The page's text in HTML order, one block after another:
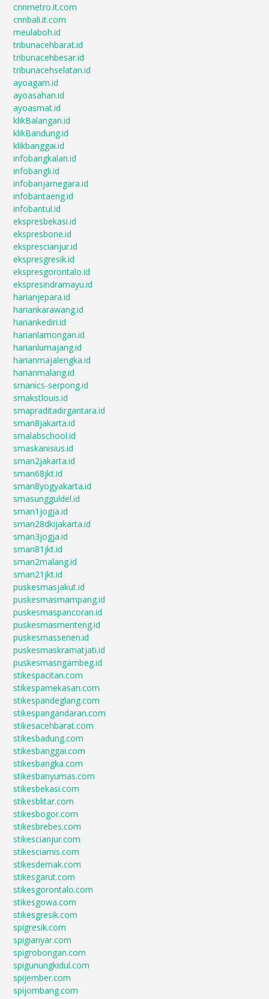
cnnmetro.it.com
cnnbali.it.com
meulaboh.id
tribunacehbarat.id
tribunacehbesar.id
tribunacehselatan.id
ayoagam.id
ayoasahan.id
ayoasmat.id
klikBalangan.id
klikBandung.id
klikbanggai.id
infobangkalan.id
infobangli.id
infobanjarnegara.id
infobantaeng.id
infobantul.id
ekspresbekasi.id
ekspresbone.id
eksprescianjur.id
ekspresgresik.id
ekspresgorontalo.id
ekspresindramayu.id
harianjepara.id
hariankarawang.id
hariankediri.id
harianlamongan.id
harianlumajang.id
harianmajalengka.id
harianmalang.id
smanics-serpong.id
smakstlouis.id
smapraditadirgantara.id
sman8jakarta.id
smalabschool.id
smaskanisius.id
sman2jakarta.id
sman68jkt.id
sman8yogyakarta.id
smasungguldel.id
sman1jogja.id
sman28dkijakarta.id
sman3jogja.id
sman81jkt.id
sman2malang.id
sman21jkt.id
puskesmasjakut.id
puskesmasmampang.id
puskesmaspancoran.id
puskesmasmenteng.id
puskesmassenen.id
puskesmaskramatjati.id
puskesmasngambeg.id
stikespacitan.com
stikespamekasan.com
stikespandeglang.com
stikespangandaran.com
stikesacehbarat.com
stikesbadung.com
stikesbanggai.com
stikesbangka.com
stikesbanyumas.com
stikesbekasi.com
stikesblitar.com
stikesbogor.com
stikesbrebes.com
stikescianjur.com
stikesciamis.com
stikesdemak.com
stikesgarut.com
stikesgorontalo.com
stikesgowa.com
stikesgresik.com
spigresik.com
spigianyar.com
spigrobongan.com
spigunungkidul.com
spijember.com
spijombang.com